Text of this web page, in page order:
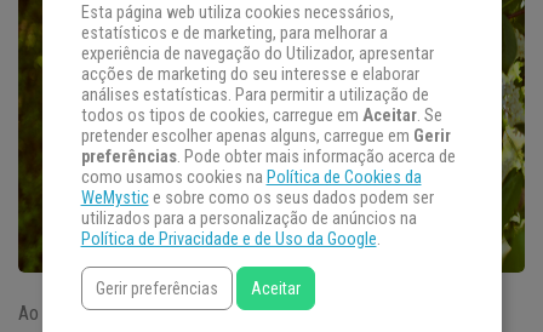
Ao falarmos sobrerelacionamentosentre chamas gêmeas,
Esta página web utiliza cookies necessários,
estatísticos e de marketing, para melhorar a
experiência de navegação do Utilizador, apresentar
acções de marketing do seu interesse e elaborar
análises estatísticas. Para permitir a utilização de
todos os tipos de cookies, carregue em Aceitar. Se
pretender escolher apenas alguns, carregue em Gerir
preferências. Pode obter mais informação acerca de
como usamos cookies na Política de Cookies da
WeMystice sobre como os seus dados podem ser
utilizados para a personalização de anúncios na
Política de Privacidade e de Uso da Google.
Gerir preferências Aceitar